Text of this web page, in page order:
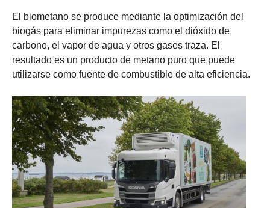
El biometano se produce mediante la optimización del
biogás para eliminar impurezas como el dióxido de
carbono, el vapor de agua y otros gases traza. El
resultado es un producto de metano puro que puede
utilizarse como fuente de combustible de alta eficiencia.